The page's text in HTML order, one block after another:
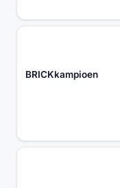
BRICKkampioen